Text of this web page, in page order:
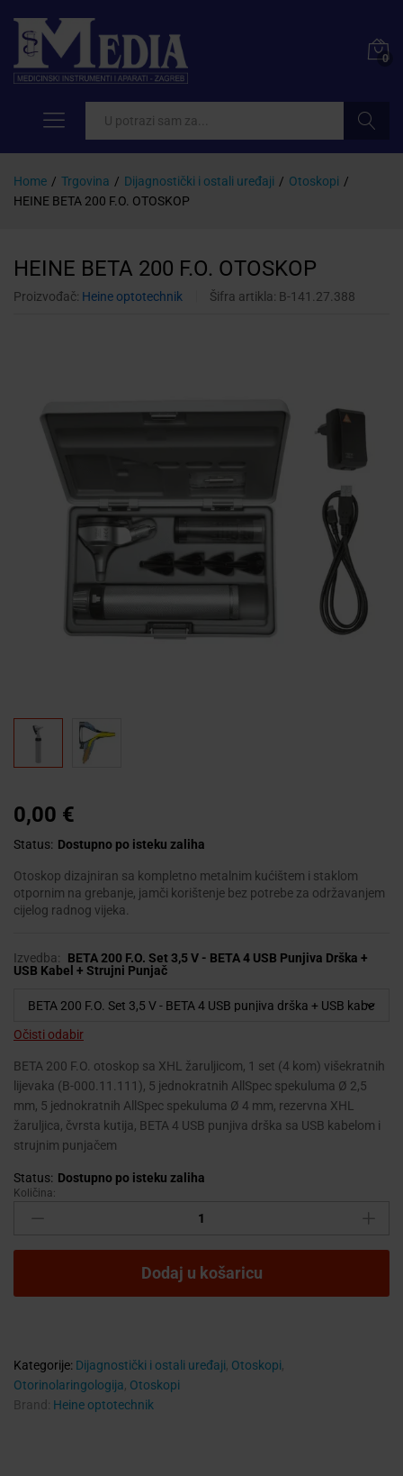
0
Home / Trgovina / Dijagnostički i ostali uređaji / Otoskopi /
HEINE BETA 200 F.O. OTOSKOP
HEINE BETA 200 F.O. OTOSKOP
Proizvođač: Heine optotechnik Šifra artikla: B-141.27.388
0,00 €
Status: Dostupno po isteku zaliha
Otoskop dizajniran sa kompletno metalnim kućištem i staklom
otpornim na grebanje, jamči korištenje bez potrebe za održavanjem
cijelog radnog vijeka.
Izvedba:
BETA 200 F.O. Set 3,5 V - BETA 4 USB Punjiva Drška +
USB Kabel + Strujni Punjač
Očisti odabir
BETA 200 F.O. otoskop sa XHL žaruljicom, 1 set (4 kom) višekratnih
lijevaka (B-000.11.111), 5 jednokratnih AllSpec spekuluma Ø 2,5
mm, 5 jednokratnih AllSpec spekuluma Ø 4 mm, rezervna XHL
žaruljica, čvrsta kutija, BETA 4 USB punjiva drška sa USB kabelom i
strujnim punjačem
Status: Dostupno po isteku zaliha
HEINE
BETA
quantity
Količina:
Dodaj u košaricu
Kategorije: Dijagnostički i ostali uređaji, Otoskopi,
Otorinolaringologija, Otoskopi
Brand: Heine optotechnik